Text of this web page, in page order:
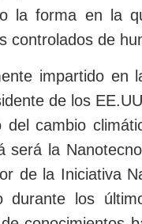
la forma en la
controlados de
impartido en
de los
cambio
será la
de la Iniciativa
durante los